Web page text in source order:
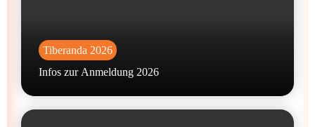
Tiberanda 2026
Infos zur Anmeldung 2026